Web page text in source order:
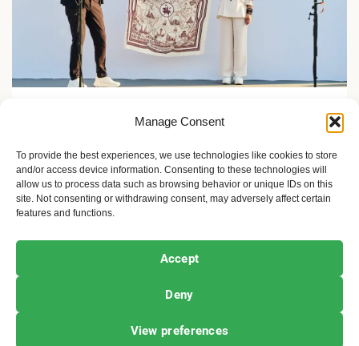
Manage Consent
To provide the best experiences, we use technologies like cookies to store
and/or access device information. Consenting to these technologies will
allow us to process data such as browsing behavior or unique IDs on this
site. Not consenting or withdrawing consent, may adversely affect certain
features and functions.
Accept
Deny
View preferences
minuta?
2 meseca ago Sandra Iršević
Ekologija i održivost
Copyright © All rights reserved.